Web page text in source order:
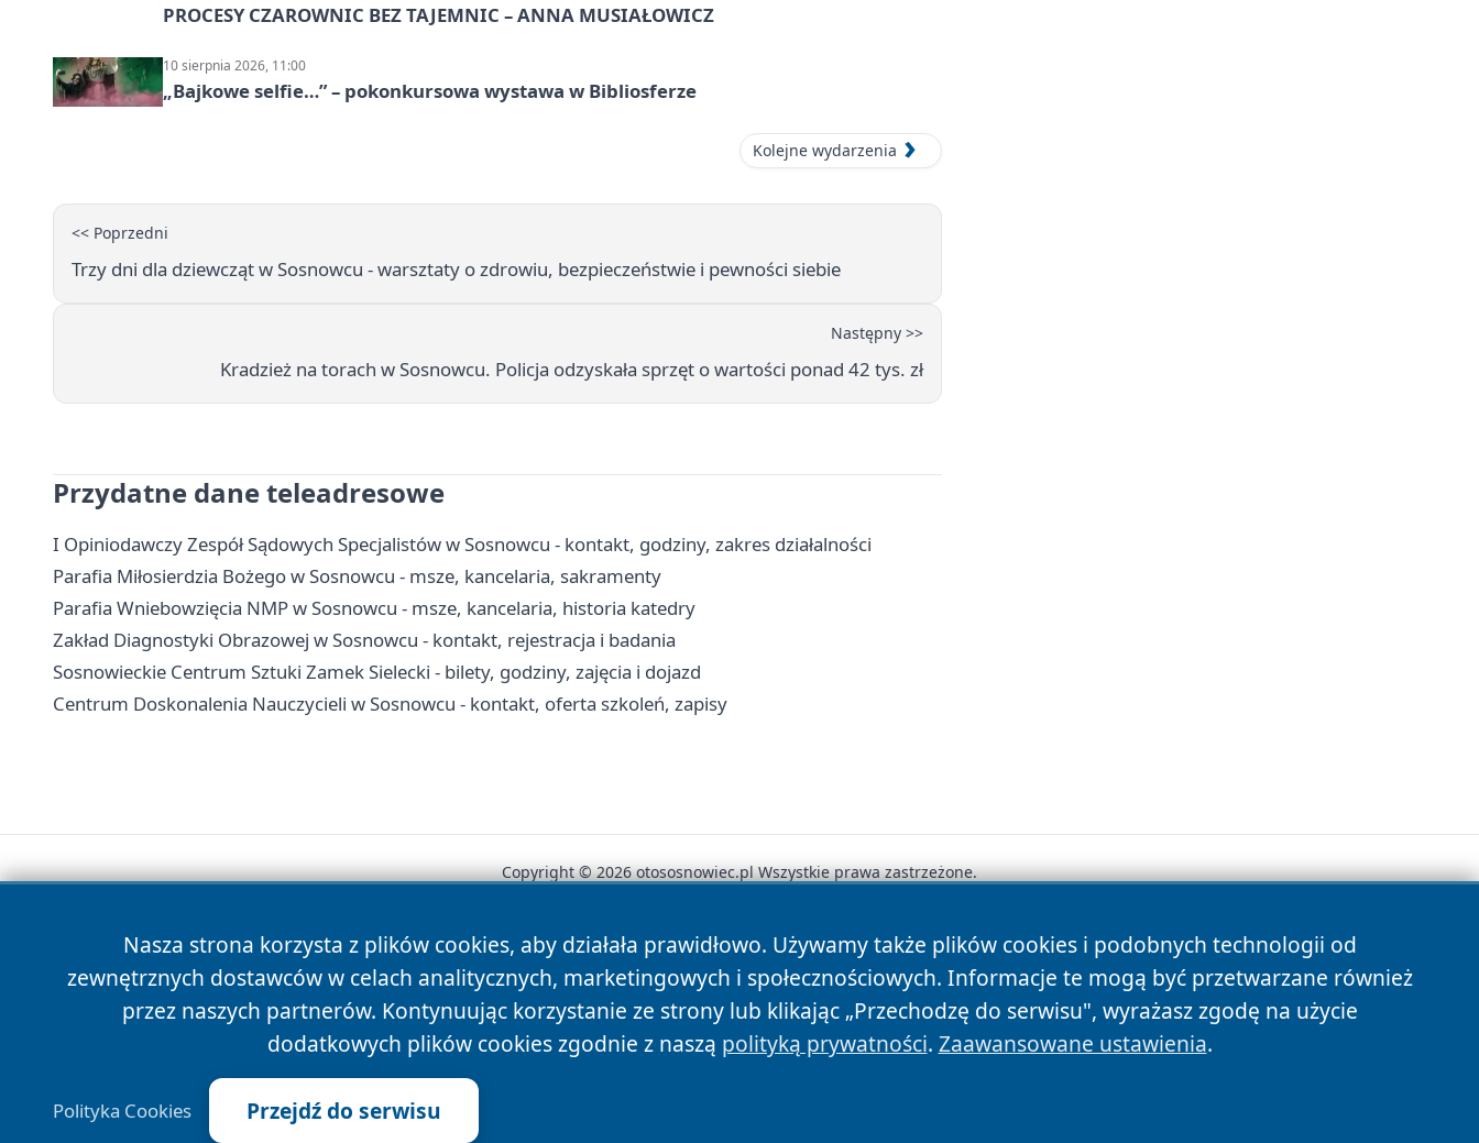
PROCESY CZAROWNIC BEZ TAJEMNIC – ANNA MUSIAŁOWICZ
10 sierpnia 2026, 11:00
„Bajkowe selfie…” – pokonkursowa wystawa w Bibliosferze
Kolejne wydarzenia
<< Poprzedni
Trzy dni dla dziewcząt w Sosnowcu - warsztaty o zdrowiu, bezpieczeństwie i pewności siebie
Następny >>
Kradzież na torach w Sosnowcu. Policja odzyskała sprzęt o wartości ponad 42 tys. zł
Przydatne dane teleadresowe
I Opiniodawczy Zespół Sądowych Specjalistów w Sosnowcu - kontakt, godziny, zakres działalności
Parafia Miłosierdzia Bożego w Sosnowcu - msze, kancelaria, sakramenty
Parafia Wniebowzięcia NMP w Sosnowcu - msze, kancelaria, historia katedry
Zakład Diagnostyki Obrazowej w Sosnowcu - kontakt, rejestracja i badania
Sosnowieckie Centrum Sztuki Zamek Sielecki - bilety, godziny, zajęcia i dojazd
Centrum Doskonalenia Nauczycieli w Sosnowcu - kontakt, oferta szkoleń, zapisy
Nasza strona korzysta z plików cookies, aby działała prawidłowo. Używamy także plików cookies i podobnych technologii od
zewnętrznych dostawców w celach analitycznych, marketingowych i społecznościowych. Informacje te mogą być przetwarzane również
przez naszych partnerów. Kontynuując korzystanie ze strony lub klikając „Przechodzę do serwisu", wyrażasz zgodę na użycie
dodatkowych plików cookies zgodnie z naszą polityką prywatności. Zaawansowane ustawienia.
Polityka Cookies Przejdź do serwisu
Copyright © 2026 otososnowiec.pl Wszystkie prawa zastrzeżone.
News Autorzy Polityka Prywatności Polityka Cookies